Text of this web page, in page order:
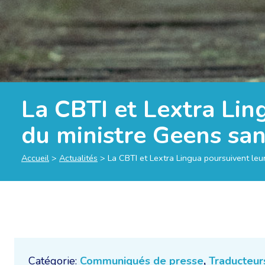
La CBTI et Lextra
du ministre Geens
Accueil > Actualités > La CBTI et Lextra Lingua poursuivent
Catégorie: Communiqués de presse,